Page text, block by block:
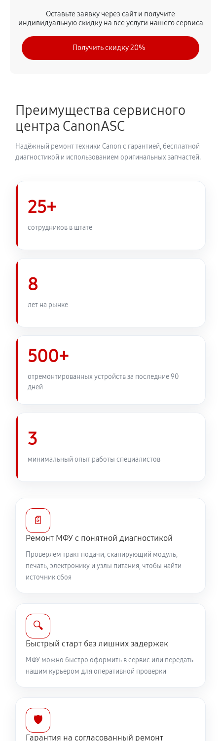
60 минут
Замена Wi-Fi МФУ Canon imageRUNNER 2202N
2070 руб 60 минут
Замена печатной головки
1730 руб 60 минут
Замена печки МФУ Canon imageRUNNER 2202N
Замена термопленки МФУ Canon imageRUNNER
2202N
2530 руб
Оставьте заявку через сайт и получите
индивидуальную скидку на все услуги нашего сервиса
Получить скидку 20%
Преимущества сервисного
центра CanonASC
Надёжный ремонт техники Canon с гарантией, бесплатной
диагностикой и использованием оригинальных запчастей.
25+
сотрудников в штате
8
лет на рынке
500+
отремонтированных устройств за последние 90
дней
3
минимальный опыт работы специалистов
📄
Ремонт МФУ с понятной диагностикой
Проверяем тракт подачи, сканирующий модуль,
печать, электронику и узлы питания, чтобы найти
источник сбоя
🔍
Быстрый старт без лишних задержек
МФУ можно быстро оформить в сервис или передать
нашим курьером для оперативной проверки
🛡️
Гарантия на согласованный ремонт